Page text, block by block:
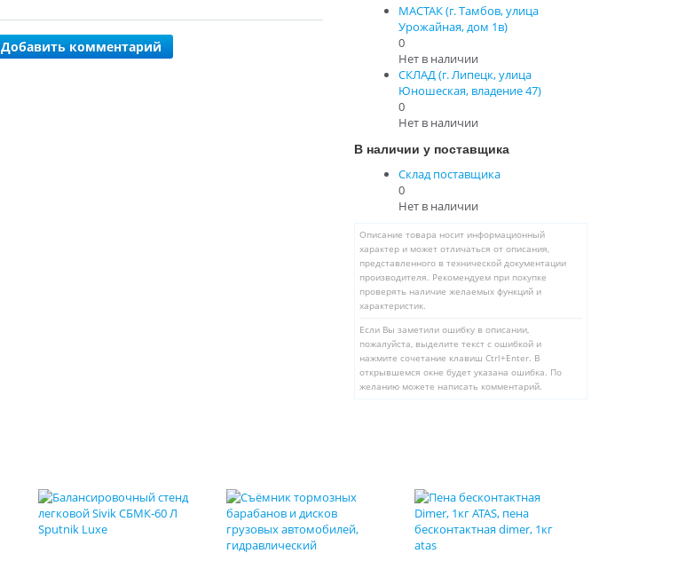
Добавить комментарий
МАСТАК (г. Тамбов, улица
Урожайная, дом 1в)
0
Нет в наличии
СКЛАД (г. Липецк, улица
Юношеская, владение 47)
0
Нет в наличии
В наличии у поставщика
Склад поставщика
0
Нет в наличии
Описание товара носит информационный
характер и может отличаться от описания,
представленного в технической документации
производителя. Рекомендуем при покупке
проверять наличие желаемых функций и
характеристик.
Если Вы заметили ошибку в описании,
пожалуйста, выделите текст с ошибкой и
нажмите сочетание клавиш Ctrl+Enter. В
открывшемся окне будет указана ошибка. По
желанию можете написать комментарий.